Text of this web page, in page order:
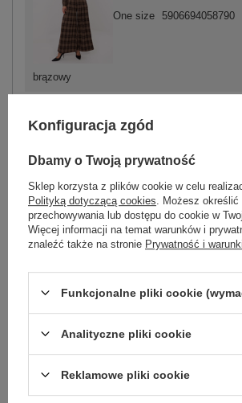
brązowy
One size 5906694058790
ZALOGUJ SIĘ I ZOBACZ
Masz pytanie? Chętnie pomożemy.
Zadzwoń+48 601 547 740 Zadaj
skład materiału : 71% poliester, 25% wiskoza ,
sposób prania : pranie w pralce w 30°C
ITALY MODA
Konfiguracja zgód
Dbamy o Twoją prywatność
Sklep korzysta z plików cookie w celu
Polityką dotyczącą cookies . Możesz określić
przechowywania lub dostępu do cookie w
Więcej informacji na temat warunków i
znaleźć także na stronie Prywatność i
Funkcjonalne pliki cookie
Analityczne pliki cookie
Reklamowe pliki cookie